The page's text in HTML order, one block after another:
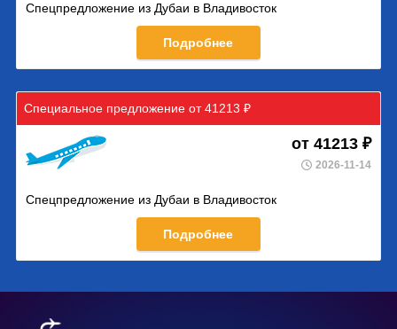
Спецпредложение из Дубаи в Владивосток
Подробнее
Специальное предложение от 41213 ₽
от 41213 ₽
2026-11-14
Спецпредложение из Дубаи в Владивосток
Подробнее